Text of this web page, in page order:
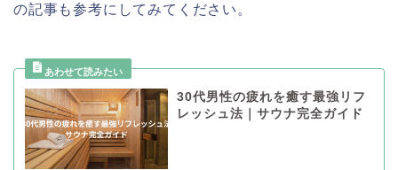
の記事も参考にしてみてください。
30代男性の疲れを癒す最強リフ
レッシュ法｜サウナ完全ガイド